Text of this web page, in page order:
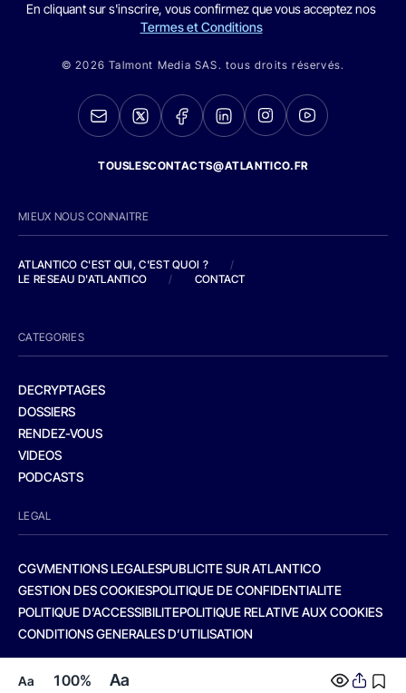
Aa 100% Aa
En cliquant sur s'inscrire, vous confirmez que vous acceptez nos
Termes et Conditions
© 2026 Talmont Media SAS. tous droits réservés.
TOUSLESCONTACTS@ATLANTICO.FR
MIEUX NOUS CONNAITRE
ATLANTICO C'EST QUI, C'EST QUOI ?
/
LE RESEAU D'ATLANTICO
/ CONTACT
CATEGORIES
DECRYPTAGES
DOSSIERS
RENDEZ-VOUS
VIDEOS
PODCASTS
LEGAL
CGVMENTIONS LEGALESPUBLICITE SUR ATLANTICO
GESTION DES COOKIESPOLITIQUE DE CONFIDENTIALITE
POLITIQUE D’ACCESSIBILITEPOLITIQUE RELATIVE AUX COOKIES
CONDITIONS GENERALES D’UTILISATION